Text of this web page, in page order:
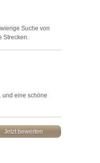
Suche von
Strecken.
und eine schöne
Jetzt bewerten